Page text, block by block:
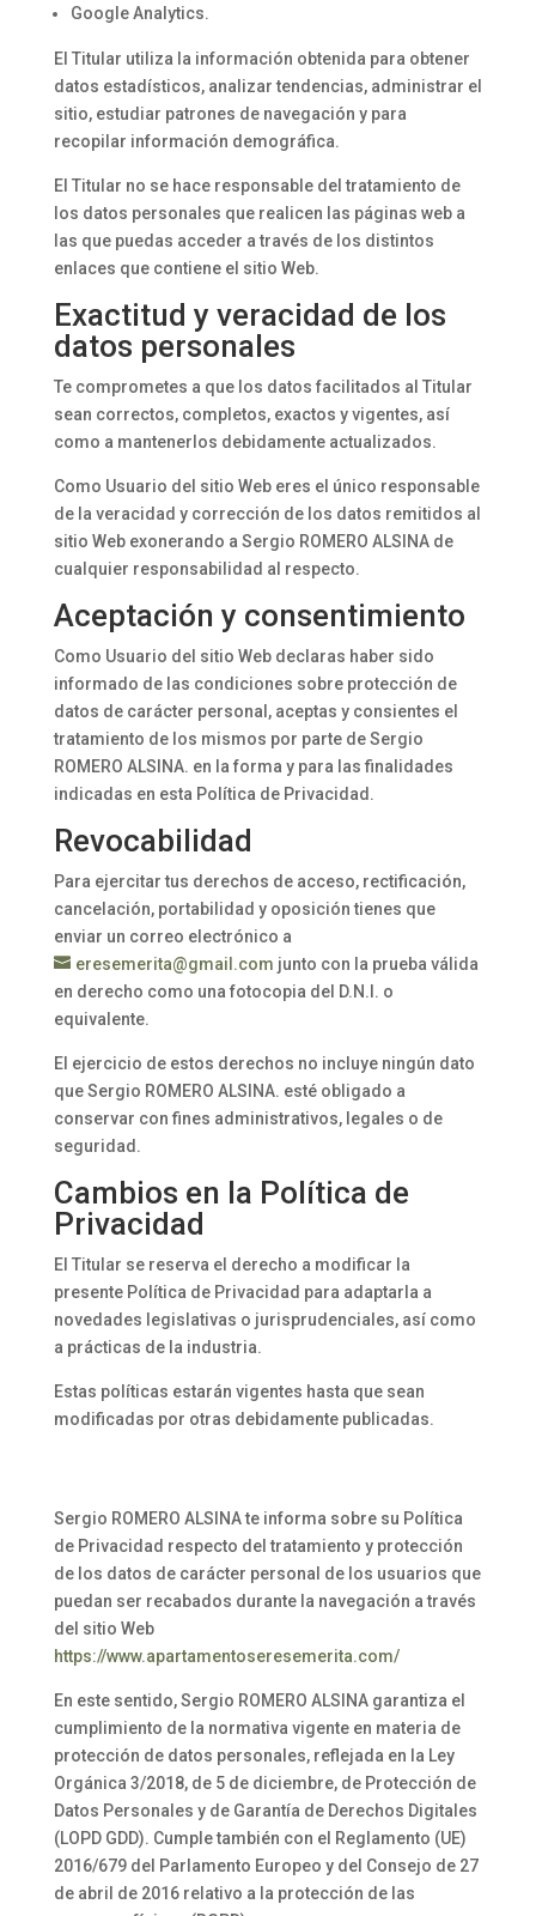
Google Analytics.
El Titular utiliza la información obtenida para obtener
datos estadísticos, analizar tendencias, administrar el
sitio, estudiar patrones de navegación y para
recopilar información demográfica.
El Titular no se hace responsable del tratamiento de
los datos personales que realicen las páginas web a
las que puedas acceder a través de los distintos
enlaces que contiene el sitio Web.
Exactitud y veracidad de los
datos personales
Te comprometes a que los datos facilitados al Titular
sean correctos, completos, exactos y vigentes, así
como a mantenerlos debidamente actualizados.
Como Usuario del sitio Web eres el único responsable
de la veracidad y corrección de los datos remitidos al
sitio Web exonerando a Sergio ROMERO ALSINA de
cualquier responsabilidad al respecto.
Aceptación y consentimiento
Como Usuario del sitio Web declaras haber sido
informado de las condiciones sobre protección de
datos de carácter personal, aceptas y consientes el
tratamiento de los mismos por parte de Sergio
ROMERO ALSINA. en la forma y para las finalidades
indicadas en esta Política de Privacidad.
Revocabilidad
Para ejercitar tus derechos de acceso, rectificación,
cancelación, portabilidad y oposición tienes que
enviar un correo electrónico a
eresemerita@gmail.com junto con la prueba válida
en derecho como una fotocopia del D.N.I. o
equivalente.
El ejercicio de estos derechos no incluye ningún dato
que Sergio ROMERO ALSINA. esté obligado a
conservar con fines administrativos, legales o de
seguridad.
Cambios en la Política de
Privacidad
El Titular se reserva el derecho a modificar la
presente Política de Privacidad para adaptarla a
novedades legislativas o jurisprudenciales, así como
a prácticas de la industria.
Estas políticas estarán vigentes hasta que sean
modificadas por otras debidamente publicadas.
Sergio ROMERO ALSINA te informa sobre su Política
de Privacidad respecto del tratamiento y protección
de los datos de carácter personal de los usuarios que
puedan ser recabados durante la navegación a través
del sitio Web
https://www.apartamentoseresemerita.com/
En este sentido, Sergio ROMERO ALSINA garantiza el
cumplimiento de la normativa vigente en materia de
protección de datos personales, reflejada en la Ley
Orgánica 3/2018, de 5 de diciembre, de Protección de
Datos Personales y de Garantía de Derechos Digitales
(LOPD GDD). Cumple también con el Reglamento (UE)
2016/679 del Parlamento Europeo y del Consejo de 27
de abril de 2016 relativo a la protección de las